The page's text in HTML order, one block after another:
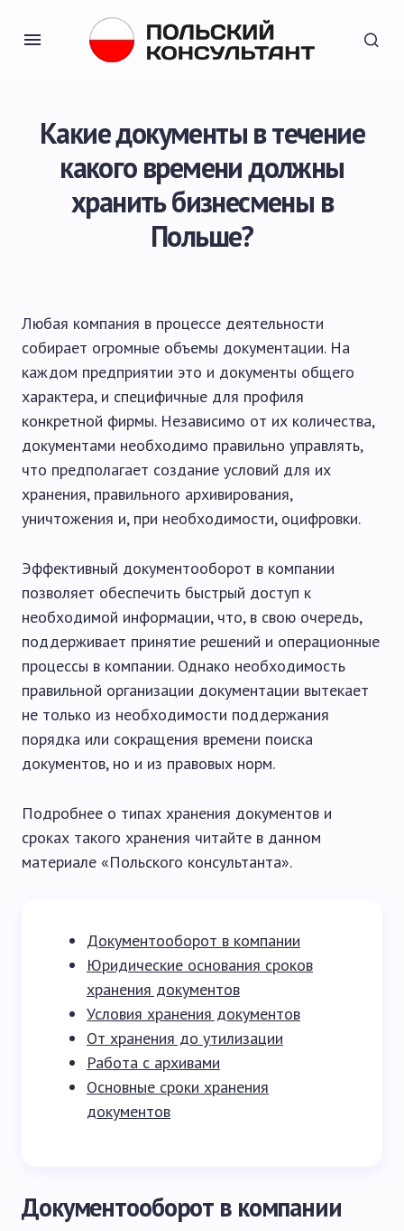
Какие документы в течение
какого времени должны
хранить бизнесмены в
Польше?
Любая компания в процессе деятельности
собирает огромные объемы документации. На
каждом предприятии это и документы общего
характера, и специфичные для профиля
конкретной фирмы. Независимо от их количества,
документами необходимо правильно управлять,
что предполагает создание условий для их
хранения, правильного архивирования,
уничтожения и, при необходимости, оцифровки.
Эффективный документооборот в компании
позволяет обеспечить быстрый доступ к
необходимой информации, что, в свою очередь,
поддерживает принятие решений и операционные
процессы в компании. Однако необходимость
правильной организации документации вытекает
не только из необходимости поддержания
порядка или сокращения времени поиска
документов, но и из правовых норм.
Подробнее о типах хранения документов и
сроках такого хранения читайте в данном
материале «Польского консультанта».
Документооборот в компании
Юридические основания сроков
хранения документов
Условия хранения документов
От хранения до утилизации
Работа с архивами
Основные сроки хранения
документов
Документооборот в компании